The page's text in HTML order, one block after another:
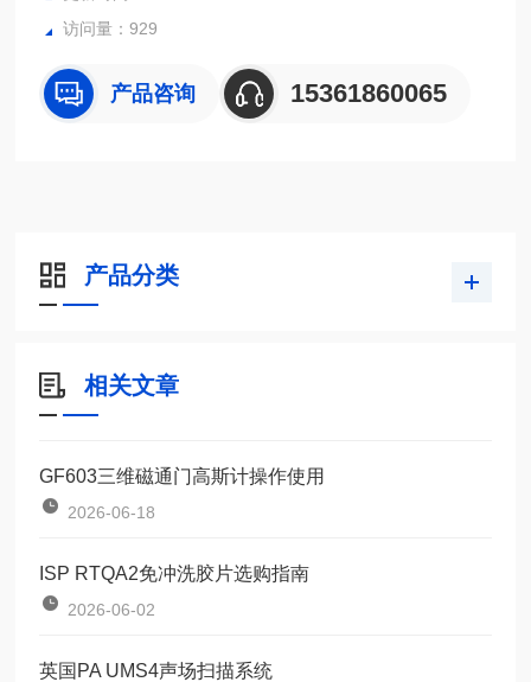
访问量：929
产品咨询 15361860065
产品分类
相关文章
GF603三维磁通门高斯计操作使用
2026-06-18
ISP RTQA2免冲洗胶片选购指南
2026-06-02
英国PA UMS4声场扫描系统